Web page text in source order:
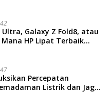
Ultra, Galaxy Z Fold8, atau
Mana HP Lipat Terbaik
Percepatan
Listrik dan Jaga